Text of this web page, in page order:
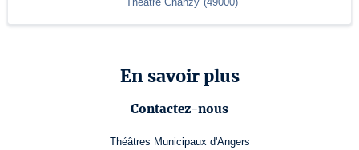
En savoir plus
Contactez-nous
Théâtres Municipaux d'Angers